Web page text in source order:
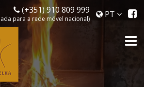
(+351) 910 809 999
para a rede móvel nacional) PT